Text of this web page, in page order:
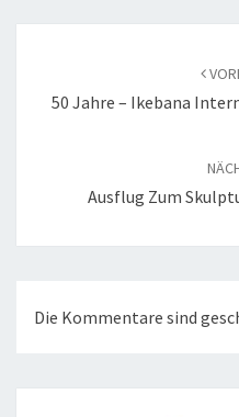
50 Jahre – Ikebana
Ausflug Zum
Die Kommentare sind